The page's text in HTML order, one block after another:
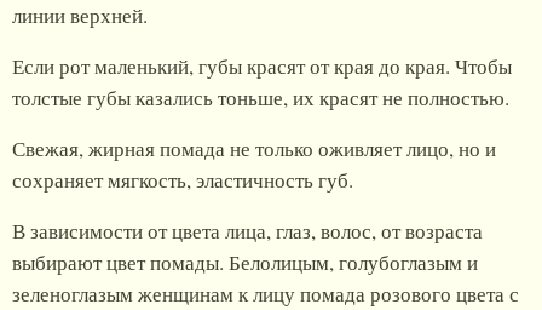
линии верхней.
Если рот маленький, губы красят от края до края. Чтобы
толстые губы казались тоньше, их красят не полностью.
Свежая, жирная помада не только оживляет лицо, но и
сохраняет мягкость, эластичность губ.
В зависимости от цвета лица, глаз, волос, от возраста
выбирают цвет помады. Белолицым, голубоглазым и
зеленоглазым женщинам к лицу помада розового цвета с